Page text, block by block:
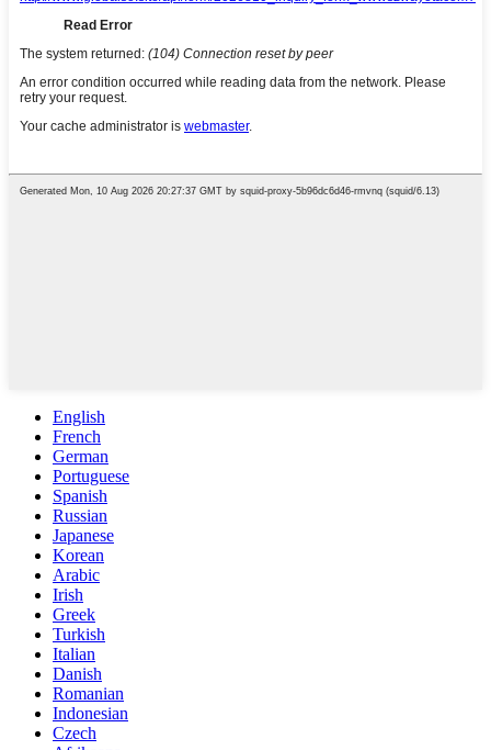
English
French
German
Portuguese
Spanish
Russian
Japanese
Korean
Arabic
Irish
Greek
Turkish
Italian
Danish
Romanian
Indonesian
Czech